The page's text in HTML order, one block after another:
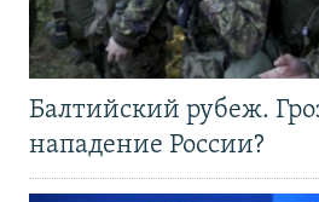
Балтийский рубеж.
нападение России?